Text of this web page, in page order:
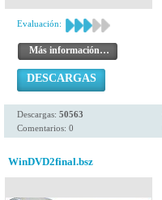
Evaluación:
Más información…
DESCARGAS
Descargas: 50563
Comentarios: 0
WinDVD2final.bsz